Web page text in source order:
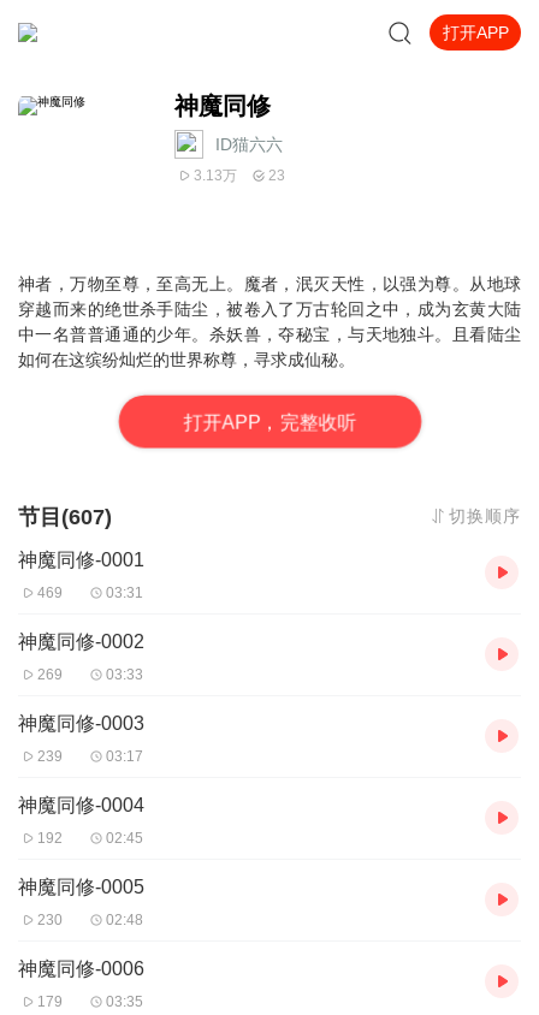
打开APP
神魔同修
ID猫六六
3.13万 23
神者，万物至尊，至高无上。魔者，泯灭天性，以强为尊。从地球
穿越而来的绝世杀手陆尘，被卷入了万古轮回之中，成为玄黄大陆
中一名普普通通的少年。杀妖兽，夺秘宝，与天地独斗。且看陆尘
如何在这缤纷灿烂的世界称尊，寻求成仙秘。
打开APP，完整收听
节目(607) 切换顺序
神魔同修-0001
469 03:31
神魔同修-0002
269 03:33
神魔同修-0003
239 03:17
神魔同修-0004
192 02:45
神魔同修-0005
230 02:48
神魔同修-0006
179 03:35